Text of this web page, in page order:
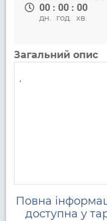
00 : 00 : 00
дн. год. хв.
Загальний опис
.
Повна
доступна у